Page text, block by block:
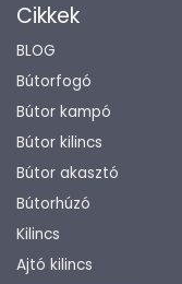
Cikkek
BLOG
Bútorfogó
Bútor kampó
Bútor kilincs
Bútor akasztó
Bútorhúzó
Kilincs
Ajtó kilincs